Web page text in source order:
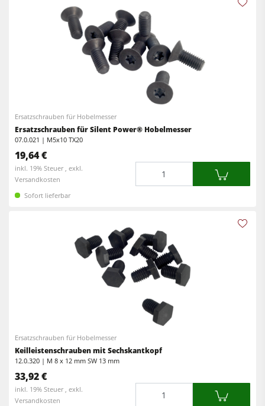
Ersatzschrauben für Hobelmesser
Ersatzschrauben für Silent Power® Hobelmesser
07.0.021 | M5x10 TX20
19,64 €
inkl. 19% Steuer , exkl.
Versandkosten
Sofort lieferbar
Ersatzschrauben für Hobelmesser
Keilleistenschrauben mit Sechskantkopf
12.0.320 | M 8 x 12 mm SW 13 mm
33,92 €
inkl. 19% Steuer , exkl.
Versandkosten